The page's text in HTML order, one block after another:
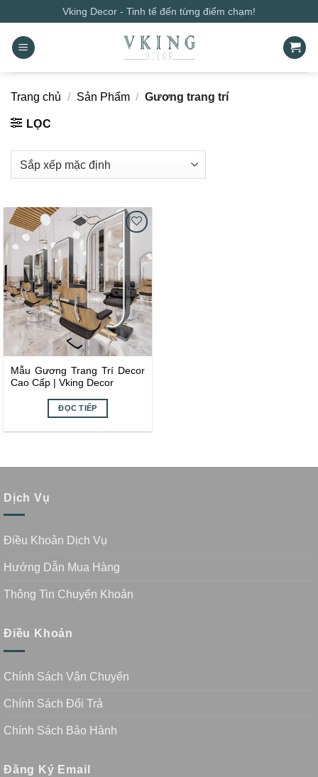
qua
nội
dung
Vking Decor - Tinh tế đến từng điểm chạm!
Trang chủ / Sản Phẩm / Gương trang trí
LỌC
Add to
wishlist
Mẫu Gương Trang Trí Decor
Cao Cấp | Vking Decor
ĐỌC TIẾP
Dịch Vụ
Điều Khoản Dịch Vụ
Hướng Dẫn Mua Hàng
Thông Tin Chuyển Khoản
Điều Khoản
Chính Sách Vận Chuyển
Chính Sách Đổi Trả
Chính Sách Bảo Hành
Đăng Ký Email